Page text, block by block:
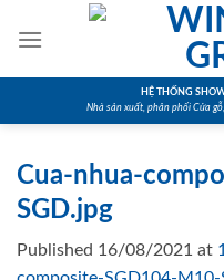
HỆ THỐNG
Nhà sản xuất, phân phối Cửa
Cua-nhua-
SGD.jpg
Published 16/08/2021 at